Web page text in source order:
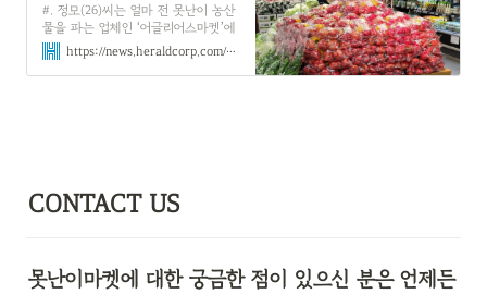
#. 정모(26)씨는 얼마 전 못난이 농산
물을 파는 업체인 ‘어글리어스마켓’에
서 미니단호박과 미니 새송이버섯, 양
파와 토마토를 구입했다. 채소‧과일가
격이 오르면서 가격도 부담됐고, 상품
일로...
https://news.heraldcorp.com/view.php?ud=20230927000806
CONTACT US
못난이마켓에 대한 궁금한 점이 있으신 분은 언제든